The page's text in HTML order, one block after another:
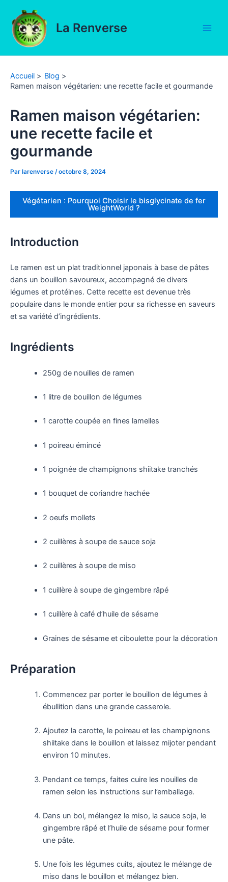
contenu
La Renverse
Accueil
Blog
Ramen maison végétarien: une recette facile et gourmande
Ramen maison végétarien:
une recette facile et
gourmande
Par larenverse /octobre 8, 2024
Végétarien : Pourquoi Choisir le bisglycinate de fer
WeightWorld ?
Introduction
Le ramen est un plat traditionnel japonais à base de pâtes
dans un bouillon savoureux, accompagné de divers
légumes et protéines. Cette recette est devenue très
populaire dans le monde entier pour sa richesse en saveurs
et sa variété d’ingrédients.
Ingrédients
250g de nouilles de ramen
1 litre de bouillon de légumes
1 carotte coupée en fines lamelles
1 poireau émincé
1 poignée de champignons shiitake tranchés
1 bouquet de coriandre hachée
2 oeufs mollets
2 cuillères à soupe de sauce soja
2 cuillères à soupe de miso
1 cuillère à soupe de gingembre râpé
1 cuillère à café d’huile de sésame
Graines de sésame et ciboulette pour la décoration
Préparation
Commencez par porter le bouillon de légumes à
ébullition dans une grande casserole.
Ajoutez la carotte, le poireau et les champignons
shiitake dans le bouillon et laissez mijoter pendant
environ 10 minutes.
Pendant ce temps, faites cuire les nouilles de
ramen selon les instructions sur l’emballage.
Dans un bol, mélangez le miso, la sauce soja, le
gingembre râpé et l’huile de sésame pour former
une pâte.
Une fois les légumes cuits, ajoutez le mélange de
miso dans le bouillon et mélangez bien.